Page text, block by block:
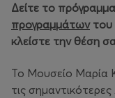
Δείτε το
προγραμμάτωντου
κλείστε την θέση
Το Μουσείο Μαρία
τις